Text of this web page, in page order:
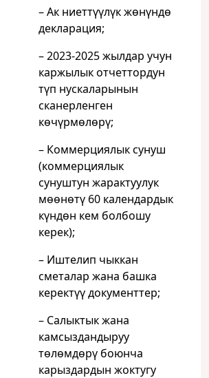
– Ак ниеттүүлүк жөнүндө
декларация;
– 2023-2025 жылдар учун
каржылык отчеттордун
түп нускаларынын
сканерленген
көчүрмөлөрү;
– Коммерциялык сунуш
(коммерциялык
сунуштун жарактуулук
мөөнөтү 60 календардык
күндөн кем болбошу
керек);
– Иштелип чыккан
сметалар жана башка
керектүү документтер;
– Салыктык жана
камсыздандыруу
төлөмдөрү боюнча
карыздардын жоктугу